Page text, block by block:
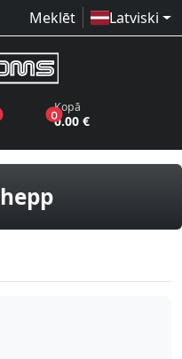
Meklēt Latviski
vēlmju sarakstā
0produkti grozā
Kopā
0.00 €
vinila plates